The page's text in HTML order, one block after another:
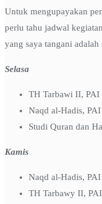
Untuk mengupayakan
perlu tahu jadwal
yang saya tangani adalah
Selasa
TH Tarbawi II, PAI
Naqd al-Hadis,
Studi Quran dan
Kamis
Naqd al-Hadis,
TH Tarbawy II,